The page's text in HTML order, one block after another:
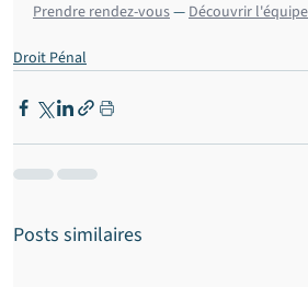
Prendre rendez-vous — Découvrir l'équipe
Droit Pénal
Posts similaires